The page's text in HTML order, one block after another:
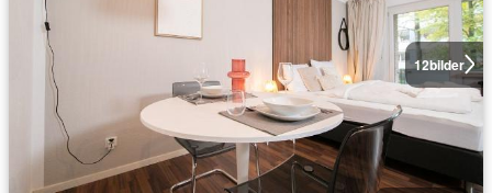
12bilder